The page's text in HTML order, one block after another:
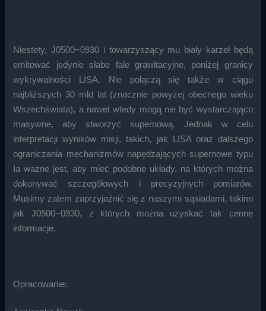
Niestety, J0500−0930 i towarzyszący mu biały karzeł będą
emitować jedynie słabe fale grawitacyjne, poniżej granicy
wykrywalności LISA. Nie połączą się także w ciągu
najbliższych 30 mld lat (znacznie powyżej obecnego wieku
Wszechświata), a nawet wtedy mogą nie być wystarczająco
masywne, aby stworzyć supernową. Jednak w celu
interpretacji wyników misji, takich, jak LISA oraz dalszego
ograniczania mechanizmów napędzających supernowe typu
Ia ważne jest, aby mieć podobne układy, na których można
dokonywać szczegółowych i precyzyjnych pomiarów.
Musimy zatem zaprzyjaźnić się z naszymi sąsiadami, takimi
jak J0500−0930, z których można uzyskać tak cenne
informacje.
Opracowanie: